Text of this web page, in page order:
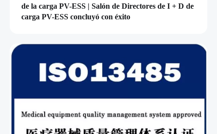
de la carga PV-ESS | Salón de Directores de I + D de
carga PV-ESS concluyó con éxito